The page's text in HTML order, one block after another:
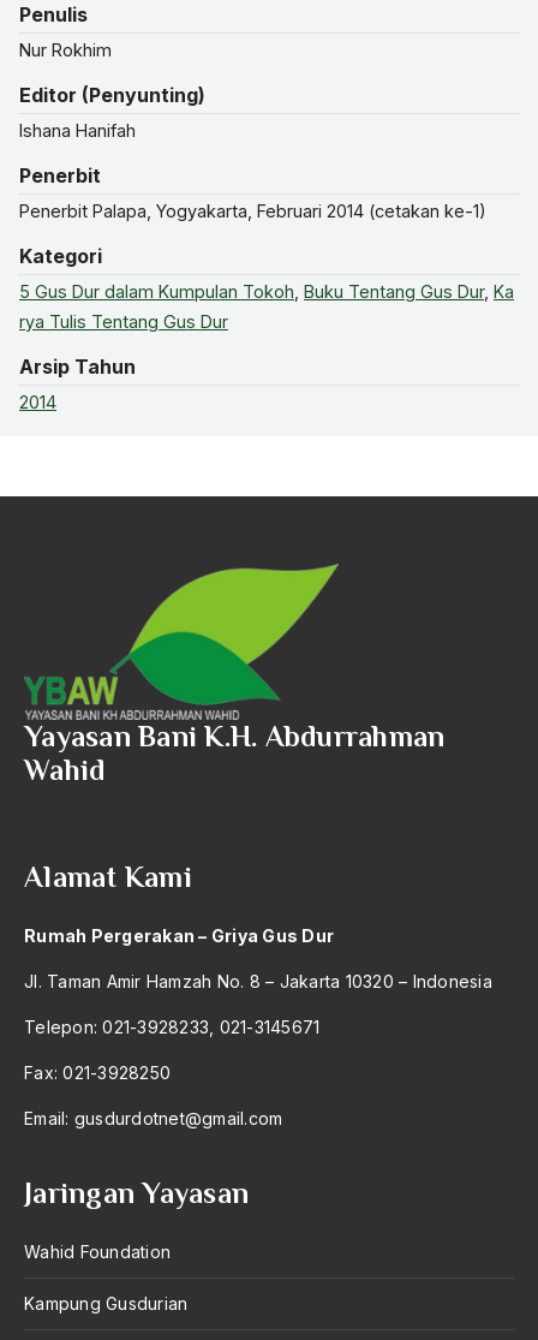
Penulis
Nur Rokhim
Editor (Penyunting)
Ishana Hanifah
Penerbit
Penerbit Palapa, Yogyakarta, Februari 2014 (cetakan ke-1)
Kategori
5 Gus Dur dalam Kumpulan Tokoh Buku Tentang Gus Dur, Ka
rya Tulis Tentang Gus Dur
Arsip Tahun
2014
Yayasan Bani K.H. Abdurrahman
Wahid
Alamat Kami
Rumah Pergerakan – Griya Gus Dur
Jl. Taman Amir Hamzah No. 8 – Jakarta 10320 – Indonesia
Telepon: 021-3928233, 021-3145671
Fax: 021-3928250
Email: gusdurdotnet@gmail.com
Jaringan Yayasan
Wahid Foundation
Kampung Gusdurian